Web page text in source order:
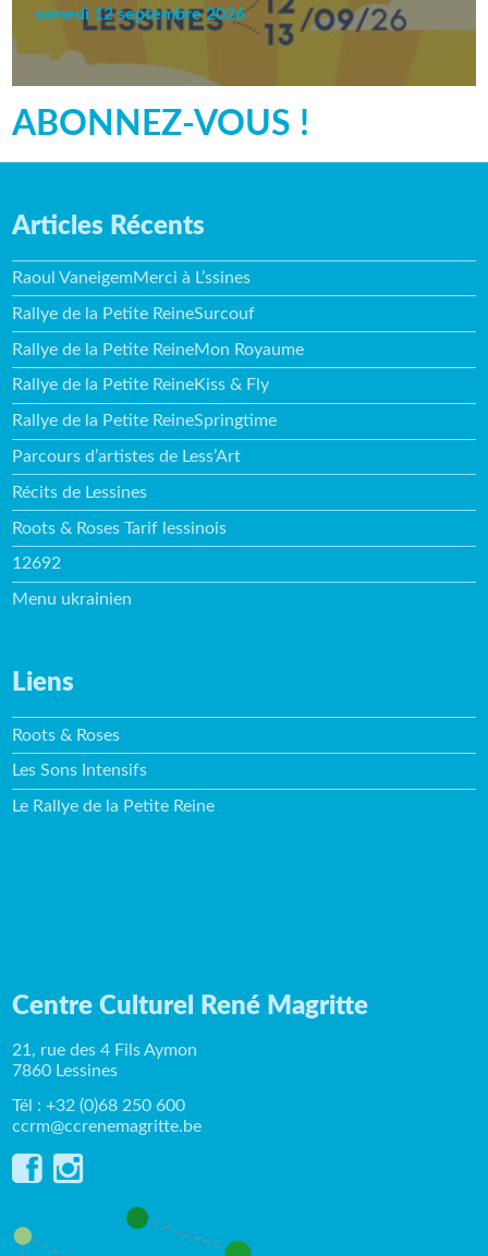
samedi 12 septembre 2026
ABONNEZ-VOUS !
Articles Récents
Raoul VaneigemMerci à L’ssines
Rallye de la Petite ReineSurcouf
Rallye de la Petite ReineMon Royaume
Rallye de la Petite ReineKiss & Fly
Rallye de la Petite ReineSpringtime
Parcours d’artistes de Less’Art
Récits de Lessines
Roots & Roses Tarif lessinois
12692
Menu ukrainien
Liens
Roots & Roses
Les Sons Intensifs
Le Rallye de la Petite Reine
Centre Culturel René Magritte
21, rue des 4 Fils Aymon
7860 Lessines
Tél : +32 (0)68 250 600
ccrm@ccrenemagritte.be